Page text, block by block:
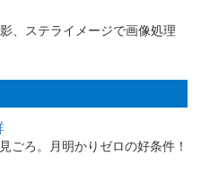
、ステライメージで画像処理
ごろ。月明かりゼロの好条件！